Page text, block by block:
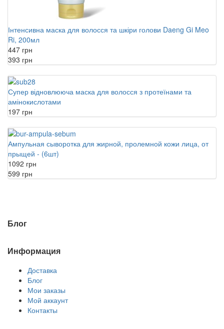
Інтенсивна маска для волосся та шкіри голови Daeng Gi Meo
Ri, 200мл
447 грн
393 грн
Супер відновлююча маска для волосся з протеїнами та
амінокислотами
197 грн
Ампульная сыворотка для жирной, пролемной кожи лица, от
прыщей - (6шт)
1092 грн
599 грн
Блог
Информация
Доставка
Блог
Мои заказы
Мой аккаунт
Контакты